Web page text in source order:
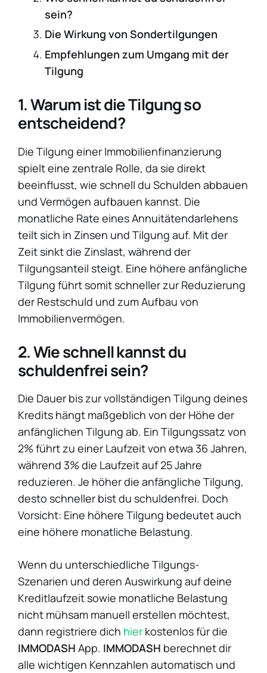
sein?
Die Wirkung von Sondertilgungen
Empfehlungen zum Umgang mit der
Tilgung
1. Warum ist die Tilgung so
entscheidend?
Die Tilgung einer Immobilienfinanzierung
spielt eine zentrale Rolle, da sie direkt
beeinflusst, wie schnell du Schulden abbauen
und Vermögen aufbauen kannst. Die
monatliche Rate eines Annuitätendarlehens
teilt sich in Zinsen und Tilgung auf. Mit der
Zeit sinkt die Zinslast, während der
Tilgungsanteil steigt. Eine höhere anfängliche
Tilgung führt somit schneller zur Reduzierung
der Restschuld und zum Aufbau von
Immobilienvermögen.
2. Wie schnell kannst du
schuldenfrei sein?
Die Dauer bis zur vollständigen Tilgung deines
Kredits hängt maßgeblich von der Höhe der
anfänglichen Tilgung ab. Ein Tilgungssatz von
2% führt zu einer Laufzeit von etwa 36 Jahren,
während 3% die Laufzeit auf 25 Jahre
reduzieren. Je höher die anfängliche Tilgung,
desto schneller bist du schuldenfrei. Doch
Vorsicht: Eine höhere Tilgung bedeutet auch
eine höhere monatliche Belastung.
Wenn du unterschiedliche Tilgungs-
Szenarien und deren Auswirkung auf deine
Kreditlaufzeit sowie monatliche Belastung
nicht mühsam manuell erstellen möchtest,
dann registriere dich hier kostenlos für die
IMMODASH App. IMMODASH berechnet dir
alle wichtigen Kennzahlen automatisch und